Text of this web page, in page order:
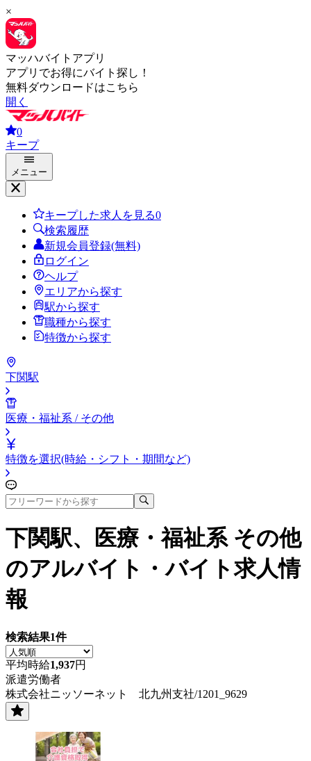
×
マッハバイトアプリ
アプリでお得にバイト探し！
無料ダウンロードはこちら
開く
0
キープ
メニュー
キープした求人を見る0
検索履歴
新規会員登録(無料)
ログイン
ヘルプ
エリアから探す
駅から探す
職種から探す
特徴から探す
下関駅
医療・福祉系 / その他
特徴を選択(時給・シフト・期間など)
下関駅、医療・福祉系 その他
のアルバイト・バイト求人情
報
検索結果1件
平均時給1,937円
派遣労働者
株式会社ニッソーネット 北九州支社/1201_9629